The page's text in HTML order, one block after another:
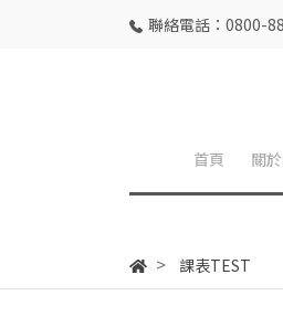
聯絡電話：0800-
首頁 關
課表TEST